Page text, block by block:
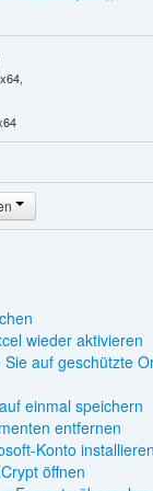
wieder aktivieren
auf geschützte
einmal speichern
entfernen
Konto installieren
öffnen